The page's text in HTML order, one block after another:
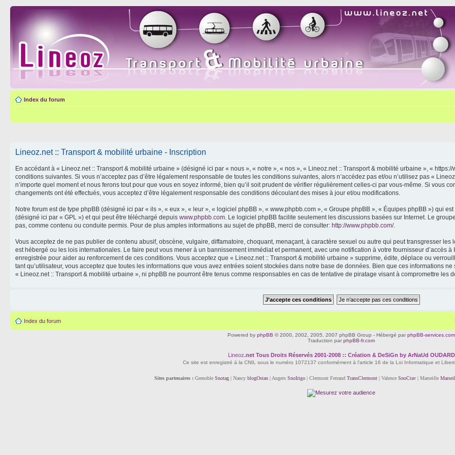
Index du forum
Lineoz.net :: Transport & mobilité urbaine - Inscription
En accédant à « Lineoz.net :: Transport & mobilité urbaine » (désigné ici par « nous », « notre », « nos », « Lineoz.net :: Transport & mobilité urbaine », «
conditions suivantes. Si vous n’acceptez pas d’être légalement responsable de toutes les conditions suivantes, alors n’accédez pas et/ou n’utilisez pas «
n’importe quel moment et nous ferons tout pour que vous en soyez informé, bien qu’il soit prudent de vérifier régulièrement celles-ci par vous-même. Si vous
changements ont été effectués, vous acceptez d’être légalement responsable des conditions découlant des mises à jour et/ou modifications.
Notre forum est de type phpBB (désigné ici par « ils », « eux », « leur », « logiciel phpBB », « www.phpbb.com », « Groupe phpBB », « Équipes phpBB ») qui
(désigné ici par « GPL ») et qui peut être téléchargé depuis www.phpbb.com . Le logiciel phpBB facilite seulement les discussions basées sur Internet. Le
pas, comme contenu ou conduite permis. Pour de plus amples informations au sujet de phpBB, merci de consulter: http://www.phpbb.com/.
Vous acceptez de ne pas publier de contenu abusif, obscène, vulgaire, diffamatoire, choquant, menaçant, à caractère sexuel ou autre qui peut transgresser
est hébergé ou les lois internationales. Le faire peut vous mener à un bannissement immédiat et permanent, avec une notification à votre fournisseur d’accès
enregistrée pour aider au renforcement de ces conditions. Vous acceptez que « Lineoz.net :: Transport & mobilité urbaine » supprime, édite, déplace ou
tant qu’utilisateur, vous acceptez que toutes les informations que vous avez entrées soient stockées dans notre base de données. Bien que ces informations
« Lineoz.net :: Transport & mobilité urbaine », ni phpBB ne pourront être tenus comme responsables en cas de tentative de piratage visant à compromettre les
Index du forum
Powered by phpBB © 2000, 2002, 2005, 2007 phpBB Group - Hébergé par phpBB-services.com
Traduction par phpBB-fr.com
Lineoz.netTous Droits Réservés 2001-2008 :: Création & DeSiGn by ArNaUd OUDARD
Ce site est enregistré à la CNIL sous le numéro 1072137 conformément à l'article 16 de la Loi Informatique et
Sites partenaires :Grenoble Snotag| Nancy blogOstan| Angers SnoIrigo| Clermont Ferrand TransClermont| Valence SnoCtav| Marseille